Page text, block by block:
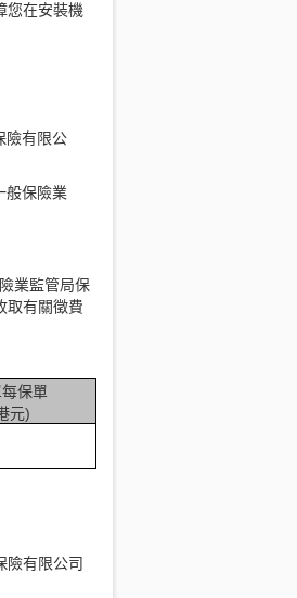
您在安裝機
險有限公
般保險業
業監管局保
取有關徵費
保單
元)
有限公司